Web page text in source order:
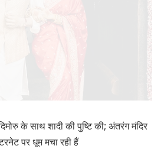
के साथ शादी की पुष्टि की; अंतरंग मंदिर
पर धूम मचा रही हैं